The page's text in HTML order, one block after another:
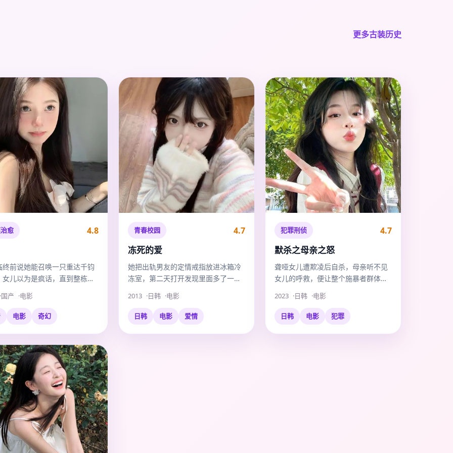
更多古装历史
愈 4.8
终前说她能召唤一只重达千钧
女儿以为是疯话，直到整栋楼
国产 电影
电影 奇幻
青春校园 4.7
冻死的爱
她把出轨男友的定情戒指放进冰箱冷
冻室，第二天打开发现里面多了一颗
2013 日韩 电影
日韩 电影 爱情
犯罪刑侦 4.7
默杀之母亲之怒
聋哑女儿遭欺凌后自杀，母亲听不见
女儿的呼救，便让整个施暴者群体，
2023 日韩 电影
日韩 电影 犯罪